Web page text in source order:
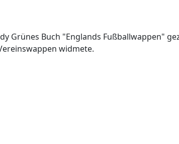
Grünes Buch "Englands Fußballwappen"
widmete.